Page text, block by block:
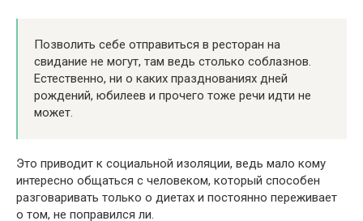
Позволить себе отправиться в ресторан на
свидание не могут, там ведь столько соблазнов.
Естественно, ни о каких празднованиях дней
рождений, юбилеев и прочего тоже речи идти не
может.
Это приводит к социальной изоляции, ведь мало кому
интересно общаться с человеком, который способен
разговаривать только о диетах и постоянно переживает
о том, не поправился ли.